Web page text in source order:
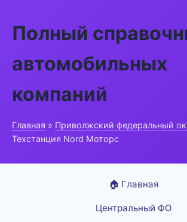
Полный
автомобильных
компаний
Главная » Приволжский федеральный
Техстанция Nord Моторс
🏠 Главная
Центральный ФО